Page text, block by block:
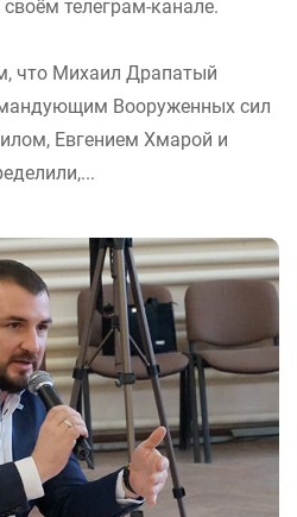
телеграм-канале.
что Михаил Драпатый
Вооруженных сил
Евгением Хмарой и